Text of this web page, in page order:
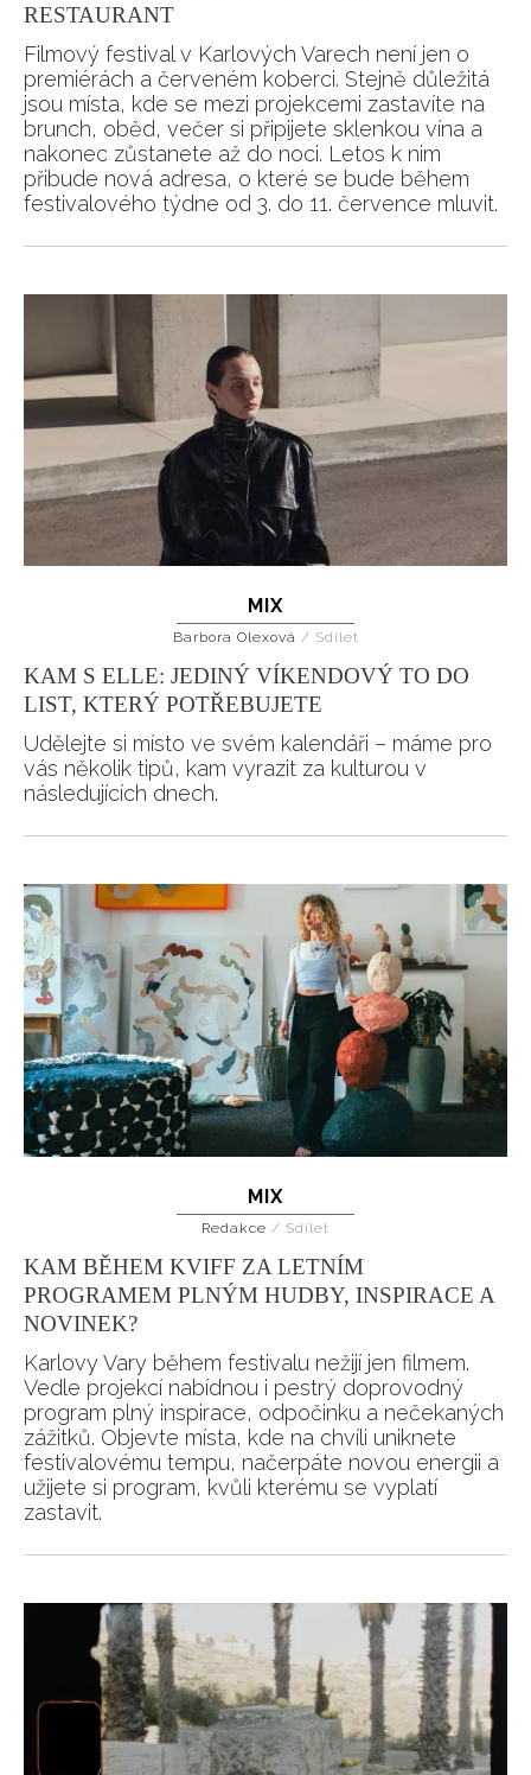
RESTAURANT
Filmový festival v Karlových Varech není jen o
premiérách a červeném koberci. Stejně důležitá
jsou místa, kde se mezi projekcemi zastavíte na
brunch, oběd, večer si připijete sklenkou vína a
nakonec zůstanete až do noci. Letos k nim
přibude nová adresa, o které se bude během
festivalového týdne od 3. do 11. července mluvit.
MIX
Barbora Olexová / Sdílet
KAM S ELLE: JEDINÝ VÍKENDOVÝ TO DO
LIST, KTERÝ POTŘEBUJETE
Udělejte si místo ve svém kalendáři – máme pro
vás několik tipů, kam vyrazit za kulturou v
následujících dnech.
MIX
Redakce / Sdílet
KAM BĚHEM KVIFF ZA LETNÍM
PROGRAMEM PLNÝM HUDBY, INSPIRACE A
NOVINEK?
Karlovy Vary během festivalu nežijí jen filmem.
Vedle projekcí nabídnou i pestrý doprovodný
program plný inspirace, odpočinku a nečekaných
zážitků. Objevte místa, kde na chvíli uniknete
festivalovému tempu, načerpáte novou energii a
užijete si program, kvůli kterému se vyplatí
zastavit.